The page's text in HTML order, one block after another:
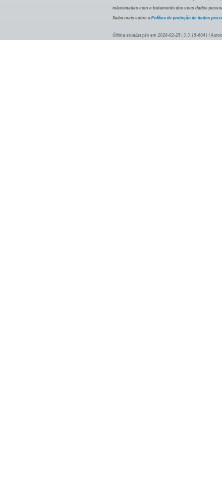
relacionadas com o tratamento dos seus dados
Saiba mais sobre a Política de proteção de dados
Última atualização em 2026-02-25 | 3.3.15-6041 |